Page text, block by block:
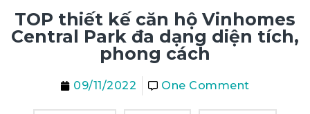
TOP thiết kế căn hộ Vinhomes
Central Park đa dạng diện tích,
phong cách
09/11/2022 One Comment